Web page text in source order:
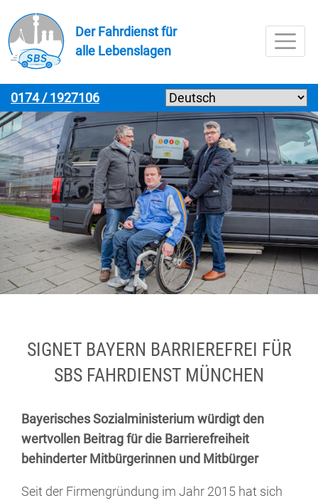
Zur Navigation springenZur Navigation springen
Zum Inhalt springenZum Inhalt springen
Zur Fußzeile springenZur Fußzeile springen
Der Fahrdienst für
alle Lebenslagen
Menü
0174 / 1927106
SIGNET BAYERN BARRIEREFREI FÜR
SBS FAHRDIENST MÜNCHEN
Bayerisches Sozialministerium würdigt den
wertvollen Beitrag für die Barrierefreiheit
behinderter Mitbürgerinnen und Mitbürger
Seit der Firmengründung im Jahr 2015 hat sich